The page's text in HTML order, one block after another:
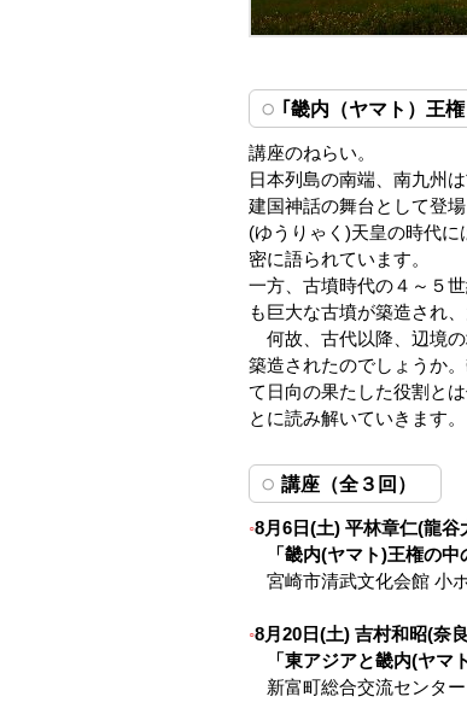
｢畿内（ヤマト）王
講座のねらい。
日本列島の南端、南九州
建国神話の舞台として登
(ゆうりゃく)天皇の時代
密に語られています。
一方、古墳時代の４～５
も巨大な古墳が築造され
何故、古代以降、辺境
築造されたのでしょうか
て日向の果たした役割と
とに読み解いていきます。
講座（全３回）
8月6日(土) 平林章仁(龍谷
「畿内(ヤマト)王権の
宮崎市清武文化会館 小
8月20日(土) 吉村和昭(奈
「東アジアと畿内(ヤマ
新富町総合交流センタ